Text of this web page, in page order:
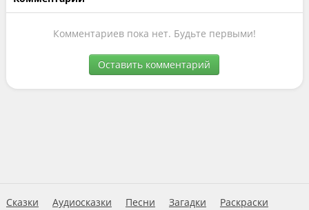
Комментариев пока нет. Будьте первыми!
Оставить комментарий
Сказки Аудиосказки Песни Загадки Раскраски